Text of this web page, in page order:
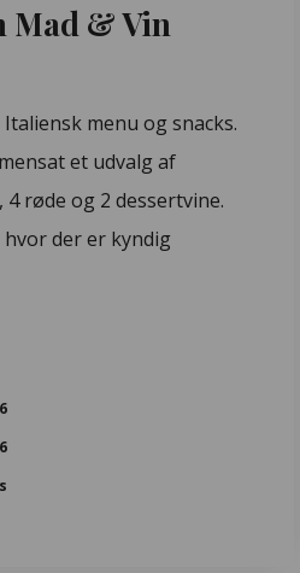
Mad & Vin
menu og snacks.
et udvalg af
4 røde og 2 dessertvine.
der er kyndig